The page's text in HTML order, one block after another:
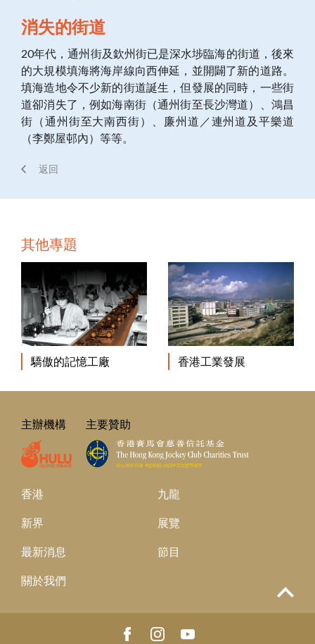
消失的街道
20年代，通州街及欽州街已是深水埗臨海的街道，後來
的大規模填海將海岸線向西伸延，並開闢了新的道路。
填海造地令不少新的街道誕生，但發展的同時，一些街
道卻消失了，例如海南街（通州街至長沙灣道）、鴻昌
街（通州街至大南西街）、廉州道／連州道及平樂道
（李鄭屋邨內）等等。
返回
其他專題
驕傲的記憶工廠 香港工業發展
主辦機構 主要贊助
香港 九龍
新界 展覽
最新消息 節目
關於我們